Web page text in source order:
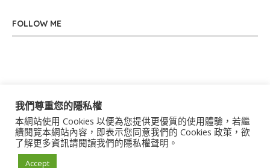
FOLLOW ME
關於我們 聯絡我們 服務條款 隱私權政策
著作權聲明 作者群
我們尊重您的隱私權
本網站使用 Cookies 以便為您提供更優質的使用體驗，若繼
續閱覽本網站內容，即表示您同意我們的 Cookies 政策，欲
了解更多資訊請閱讀我們的隱私權聲明。
Accept